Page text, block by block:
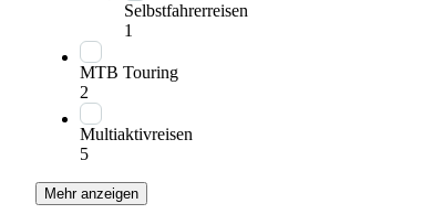
Selbstfahrerreisen
1
MTB Touring
2
Multiaktivreisen
5
Mehr anzeigen